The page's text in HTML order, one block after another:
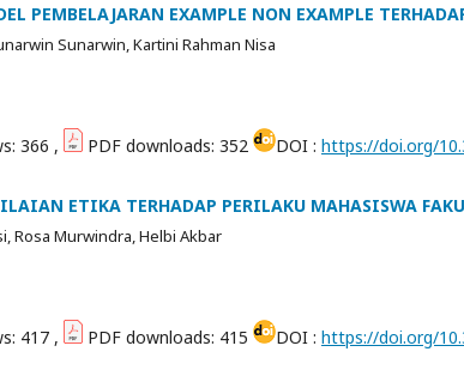
PEMBELAJARAN EXAMPLE NON EXAMPLE
Sunarwin, Kartini Rahman Nisa
366 , PDF downloads: 352 DOI : https://doi.org/
ETIKA TERHADAP PERILAKU MAHASISWA
Rosa Murwindra, Helbi Akbar
417 , PDF downloads: 415 DOI : https://doi.org/